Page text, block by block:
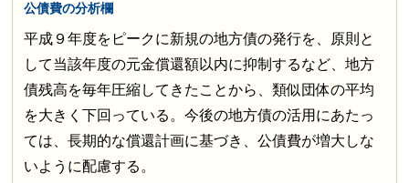
公債費の分析欄
平成９年度をピークに新規の地方債の発行を、原則と
して当該年度の元金償還額以内に抑制するなど、地方
債残高を毎年圧縮してきたことから、類似団体の平均
を大きく下回っている。今後の地方債の活用にあたっ
ては、長期的な償還計画に基づき、公債費が増大しな
いように配慮する。